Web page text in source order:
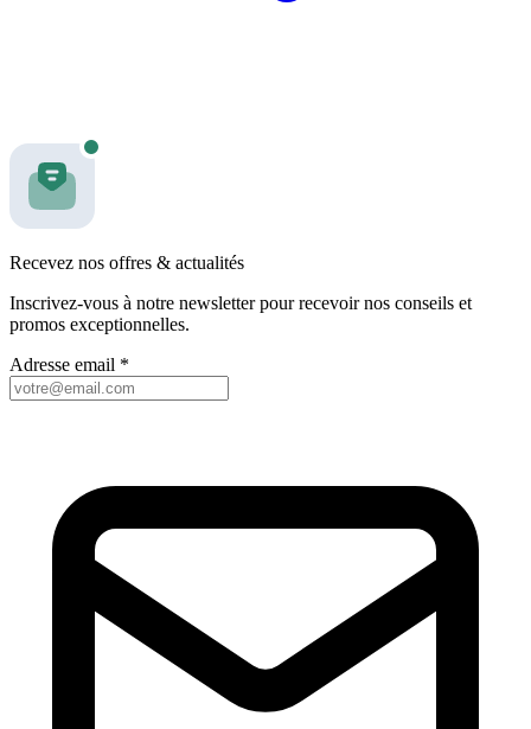
Recevez nos offres & actualités
Inscrivez-vous à notre newsletter pour recevoir nos conseils et
promos exceptionnelles.
Adresse email *